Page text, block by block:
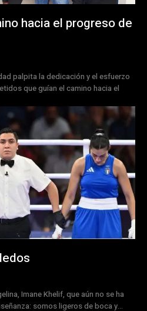
hacia el progreso de
palpita la dedicación y el esfuerzo
que guían el camino hacia el
Imane Khelif, que aún no se ha
somos ligeros de boca y...